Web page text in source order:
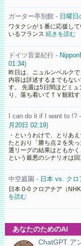
ガーター亭別館 - 日曜
ワタクシが１番に応援し
いるフランス 続きを読む
ドイツ音楽紀行 -
01:34)
昨日は、ニュルンベルク
内容は詳述するまでもな
す。 先週は5日間ほどミ
り、落ち着いてＴＶ観戦
I can do it if I want to !? -
月20日 02:19)
・というわけで、とりあ
たとおり「勝ち点２を失
選リーグの結果はともか
という最悪のシナリオは
中空庭園 - 日本 vs. クロ
日本 0-0 クロアチア（
を読む
あなたのためのAI
ChatGPT ア